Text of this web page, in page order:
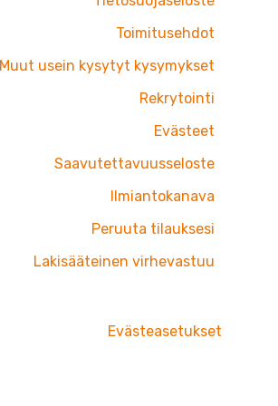
Toimitusehdot
Muut usein kysytyt kysymykset
Rekrytointi
Evästeet
Saavutettavuusseloste
Ilmiantokanava
Peruuta tilauksesi
Lakisääteinen virhevastuu
Evästeasetukset